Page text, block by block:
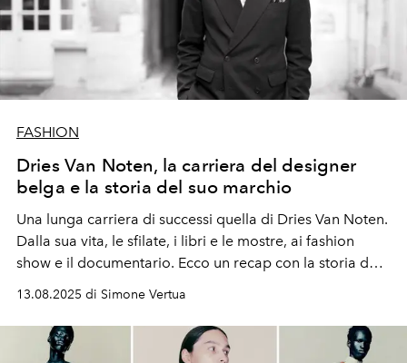
FASHION
Dries Van Noten, la carriera del designer
belga e la storia del suo marchio
Una lunga carriera di successi quella di Dries Van Noten.
Dalla sua vita, le sfilate, i libri e le mostre, ai fashion
show e il documentario. Ecco un recap con la storia del
marchio del designer belga.
13.08.2025 di Simone Vertua